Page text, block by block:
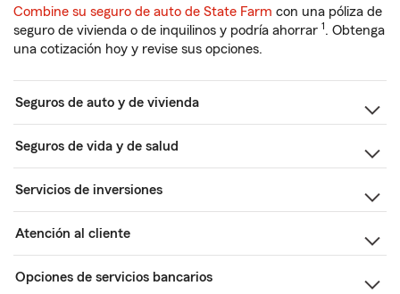
Combine su seguro de auto de State Farm con una póliza de
seguro de vivienda o de inquilinos y podría ahorrar 1. Obtenga
una cotización hoy y revise sus opciones.
Seguros de auto y de vivienda
Seguros de vida y de salud
Servicios de inversiones
Atención al cliente
Opciones de servicios bancarios